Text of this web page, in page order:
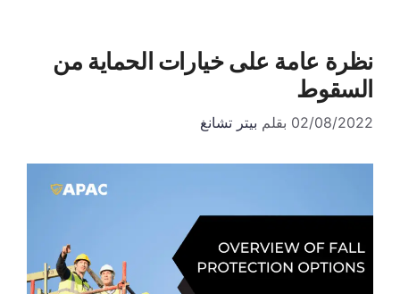
نظرة عامة على خيارات الحماية من
السقوط
02/08/2022 بقلم بيتر تشانغ